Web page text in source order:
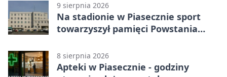
9 sierpnia 2026
Na stadionie w Piasecznie sport
towarzyszył pamięci Powstania
8 sierpnia 2026
Apteki w Piasecznie - godziny